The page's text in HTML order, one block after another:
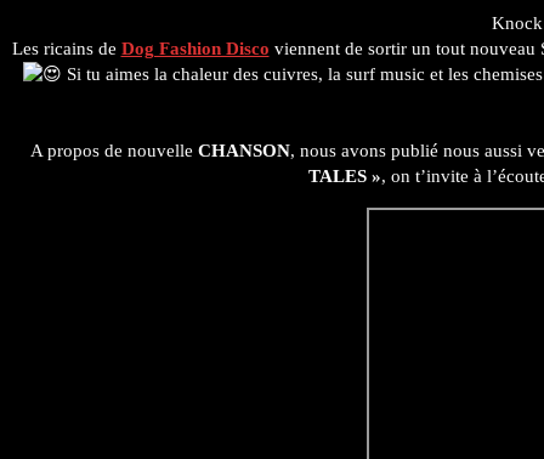
Les ricains de Dog Fashion Disco viennent de sortir un tout
Si tu aimes la chaleur des cuivres, la surf music et les
A propos de nouvelle CHANSON, nous avons publié nous aussi
TALES », on t’invite à